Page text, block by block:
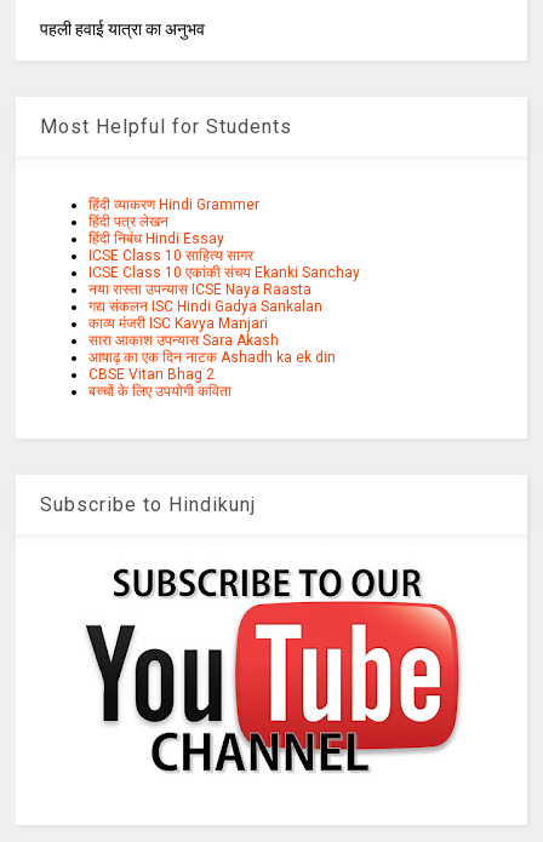
पहली हवाई यात्रा का अनुभव
Most Helpful for Students
हिंदी व्याकरण Hindi Grammer
हिंदी पत्र लेखन
हिंदी निबंध Hindi Essay
ICSE Class 10 साहित्य सागर
ICSE Class 10 एकांकी संचय Ekanki Sanchay
नया रास्ता उपन्यास ICSE Naya Raasta
गद्य संकलन ISC Hindi Gadya Sankalan
काव्य मंजरी ISC Kavya Manjari
सारा आकाश उपन्यास Sara Akash
आषाढ़ का एक दिन नाटक Ashadh ka ek din
CBSE Vitan Bhag 2
बच्चों के लिए उपयोगी कविता
Subscribe to Hindikunj